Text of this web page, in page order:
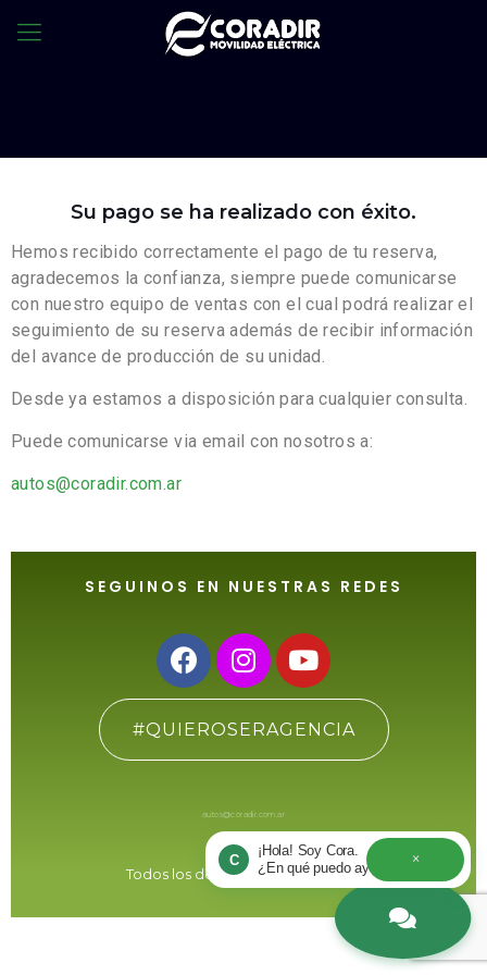
Su pago se ha realizado con éxito.
Hemos recibido correctamente el pago de tu reserva,
agradecemos la confianza, siempre puede comunicarse
con nuestro equipo de ventas con el cual podrá realizar el
seguimiento de su reserva además de recibir información
del avance de producción de su unidad.
Desde ya estamos a disposición para cualquier consulta.
Puede comunicarse via email con nosotros a:
autos@coradir.com.ar
SEGUINOS EN NUESTRAS REDES
#QUIEROSERAGENCIA
autos@coradir.com.ar
Todos los derechos reservados ®
C
¡Hola! Soy Cora.
¿En qué puedo ayudarte hoy?
×